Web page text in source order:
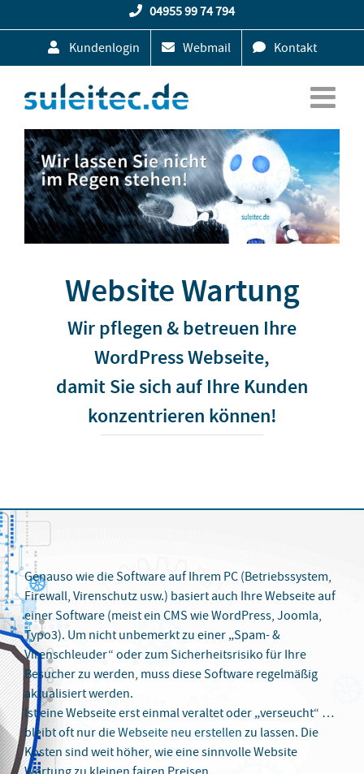
Inhalt
04955 99 74 794
Kundenlogin Webmail Kontakt
Website Wartung
Wir pflegen & betreuen Ihre
WordPress Webseite,
damit Sie sich auf Ihre Kunden
konzentrieren können!
Genauso wie die Software auf Ihrem PC (Betriebssystem,
Firewall, Virenschutz usw.) basiert auch Ihre Webseite auf
einer Software (meist ein CMS wie WordPress, Joomla,
Typo3). Um nicht unbemerkt zu einer „Spam- &
Virenschleuder“ oder zum Sicherheitsrisiko für Ihre
Besucher zu werden, muss diese Software regelmäßig
aktualisiert werden.
Ist eine Webseite erst einmal veraltet oder „verseucht“ …
bleibt oft nur dieWebseite neu erstellen zu lassen. Die
Kosten sind weit höher, wie eine sinnvolle Website